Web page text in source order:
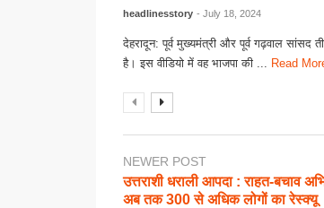
headlinesstory - July 18, 2024
देहरादून: पूर्व मुख्यमंत्री और पूर्व गढ़वाल सांसद
है। इस वीडियो में वह भाजपा की ... Read
NEWER POST
उत्तराशी धराली आपदा : राहत-बचाव
अब तक 300 से अधिक लोगों का रेस्क्यू